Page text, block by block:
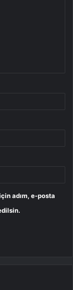
adım, e-posta